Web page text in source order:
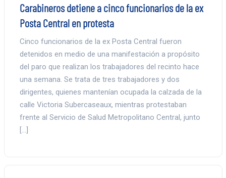
Carabineros detiene a cinco funcionarios de la ex
Posta Central en protesta
Cinco funcionarios de la ex Posta Central fueron
detenidos en medio de una manifestación a propósito
del paro que realizan los trabajadores del recinto hace
una semana. Se trata de tres trabajadores y dos
dirigentes, quienes mantenían ocupada la calzada de la
calle Victoria Subercaseaux, mientras protestaban
frente al Servicio de Salud Metropolitano Central, junto
[…]